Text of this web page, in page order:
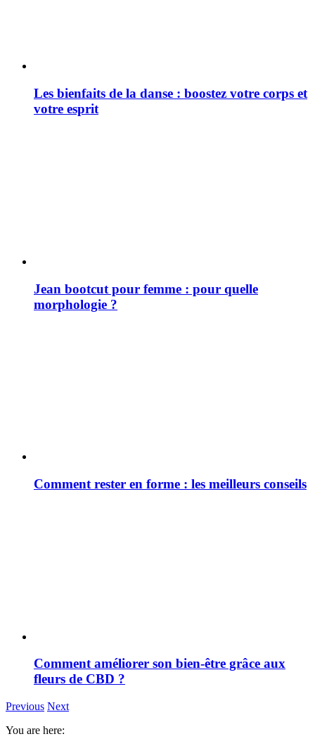
Les bienfaits de la danse : boostez votre corps et
votre esprit
Jean bootcut pour femme : pour quelle
morphologie ?
Comment rester en forme : les meilleurs conseils
Comment améliorer son bien-être grâce aux
fleurs de CBD ?
Previous Next
You are here: